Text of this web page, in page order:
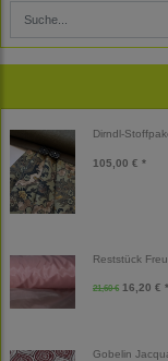
Dirndl-
105,00 € *
Reststück
21,60 € 16,20 € *
Gobelin